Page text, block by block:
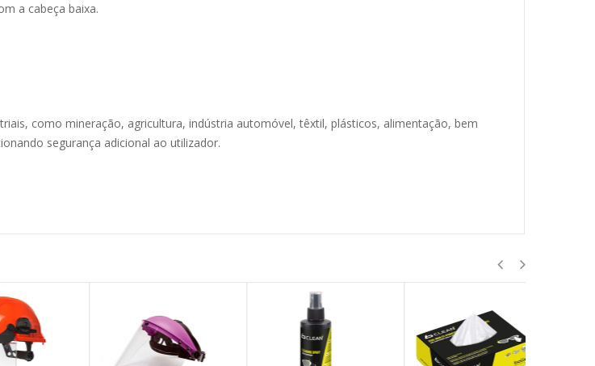
a cabeça baixa.
como mineração, agricultura, indústria automóvel, têxtil, plásticos, alimentação, bem
segurança adicional ao utilizador.